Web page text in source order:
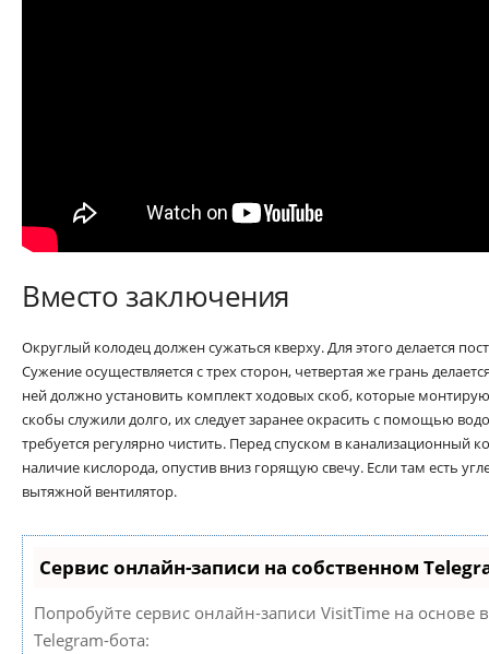
Вместо заключения
Округлый колодец должен сужаться кверху. Для этого делается
Сужение осуществляется с трех сторон, четвертая же грань
ней должно установить комплект ходовых скоб, которые
скобы служили долго, их следует заранее окрасить с помощью
требуется регулярно чистить. Перед спуском в канализационный
наличие кислорода, опустив вниз горящую свечу. Если там есть
вытяжной вентилятор.
Сервис онлайн-записи на собственном
Попробуйте сервис онлайн-записи VisitTime на основе
Telegram-бота: